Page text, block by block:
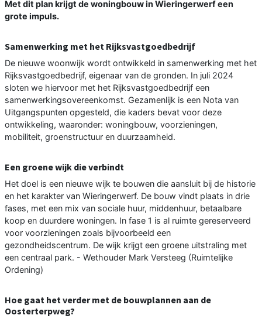
Met dit plan krijgt de woningbouw in Wieringerwerf een
grote impuls.
Samenwerking met het Rijksvastgoedbedrijf
De nieuwe woonwijk wordt ontwikkeld in samenwerking met het
Rijksvastgoedbedrijf, eigenaar van de gronden. In juli 2024
sloten we hiervoor met het Rijksvastgoedbedrijf een
samenwerkingsovereenkomst. Gezamenlijk is een Nota van
Uitgangspunten opgesteld, die kaders bevat voor deze
ontwikkeling, waaronder: woningbouw, voorzieningen,
mobiliteit, groenstructuur en duurzaamheid.
Een groene wijk die verbindt
Het doel is een nieuwe wijk te bouwen die aansluit bij de historie
en het karakter van Wieringerwerf. De bouw vindt plaats in drie
fases, met een mix van sociale huur, middenhuur, betaalbare
koop en duurdere woningen. In fase 1 is al ruimte gereserveerd
voor voorzieningen zoals bijvoorbeeld een
gezondheidscentrum. De wijk krijgt een groene uitstraling met
een centraal park. - Wethouder Mark Versteeg (Ruimtelijke
Ordening)
Hoe gaat het verder met de bouwplannen aan de
Oosterterpweg?